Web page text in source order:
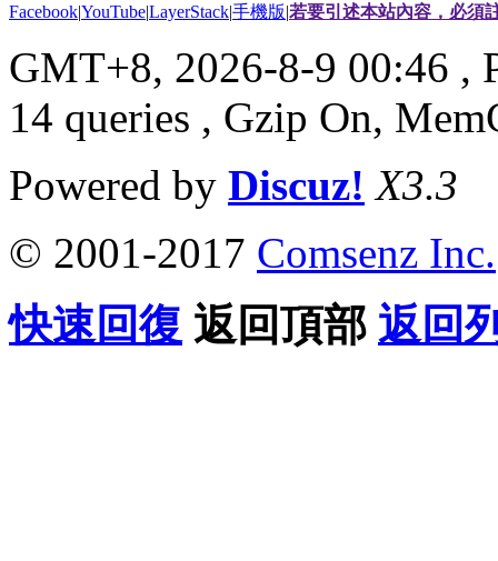
Facebook|YouTube|LayerStack|手機版|若要引述本站內容，必須
GMT+8, 2026-8-9 00:46 ,
14 queries , Gzip On,
Powered by Discuz! X3.3
© 2001-2017 Comsenz Inc.
快速回復 返回頂部 返回